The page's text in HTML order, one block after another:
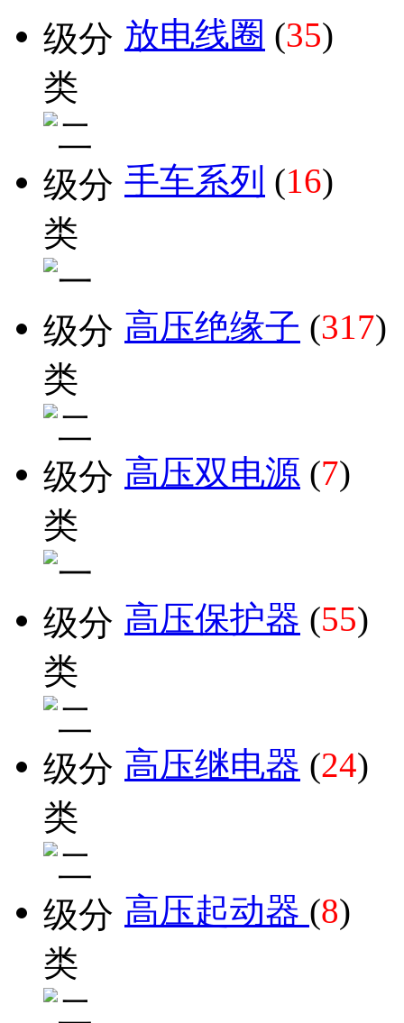
放电线圈 (35)
手车系列 (16)
高压绝缘子 (317)
高压双电源 (7)
高压保护器 (55)
高压继电器 (24)
高压起动器 (8)